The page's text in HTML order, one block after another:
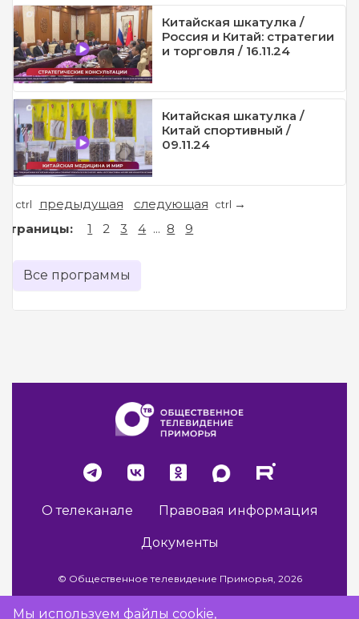
Китайская шкатулка /
Россия и Китай: стратегии
и торговля / 16.11.24
Китайская шкатулка /
Китай спортивный /
09.11.24
ctrl предыдущая следующая ctrl →
Страницы: 1 2 3 4 ... 8 9
Все программы
О телеканале Правовая информация
Документы
© Общественное телевидение Приморья, 2026
Мы используем файлы cookie,